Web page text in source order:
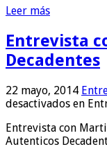
Leer más
Entrevista
Decadentes
22 mayo, 2014
desactivados en
Entrevista con
Autenticos